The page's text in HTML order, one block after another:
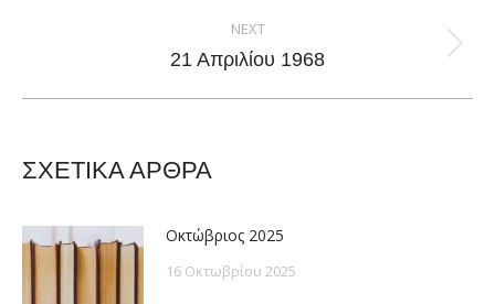
NEXT
Next
21 Απριλίου 1968
ΣΧΕΤΙΚΑ ΑΡΘΡΑ
Οκτώβριος 2025
16 Οκτωβρίου 2025